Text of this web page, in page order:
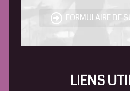
FORMULAIRE DE
LIENS